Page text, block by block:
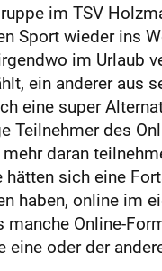
im TSV
Sport wieder ins
im Urlaub
ein anderer aus
eine super
Teilnehmer des
daran
sich eine
haben, online im
Online-
oder der